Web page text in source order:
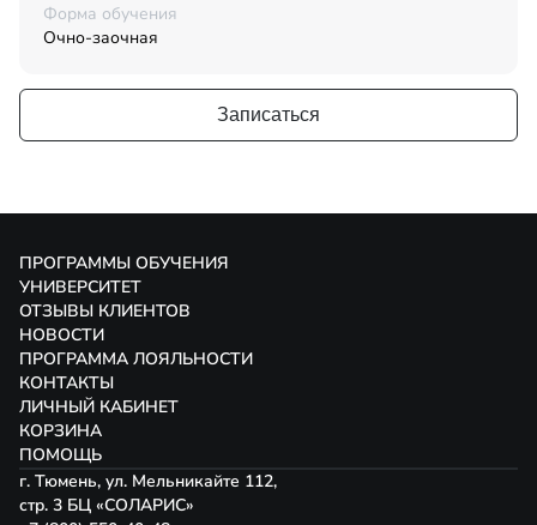
Форма обучения
Очно-заочная
Записаться
ПРОГРАММЫ ОБУЧЕНИЯ
УНИВЕРСИТЕТ
ОТЗЫВЫ КЛИЕНТОВ
НОВОСТИ
ПРОГРАММА ЛОЯЛЬНОСТИ
КОНТАКТЫ
ЛИЧНЫЙ КАБИНЕТ
КОРЗИНА
ПОМОЩЬ
г. Тюмень, ул. Мельникайте 112,
стр. 3 БЦ «СОЛАРИС»